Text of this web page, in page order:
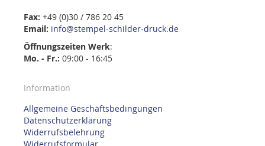
Fax: +49 (0)30 / 786 20 45
Email: info@stempel-schilder-druck.de
Öffnungszeiten Werk:
Mo. - Fr.: 09:00 - 16:45
Information
Allgemeine Geschäftsbedingungen
Datenschutzerklärung
Widerrufsbelehrung